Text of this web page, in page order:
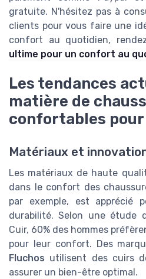
gratuite. N'hésitez pas à
clients pour vous faire une
confort au quotidien,
ultime pour un confort au
Les tendances
matière de
confortables pour
Matériaux et
Les matériaux de haute
dans le confort des
par exemple, est apprécié
durabilité. Selon une étude
Cuir, 60% des hommes
pour leur confort. Des
Fluchos utilisent des cuirs
assurer un bien-être optimal.